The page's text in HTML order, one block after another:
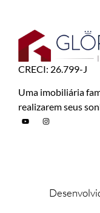
CRECI: 26.799-J
Uma imobiliária
realizarem seus